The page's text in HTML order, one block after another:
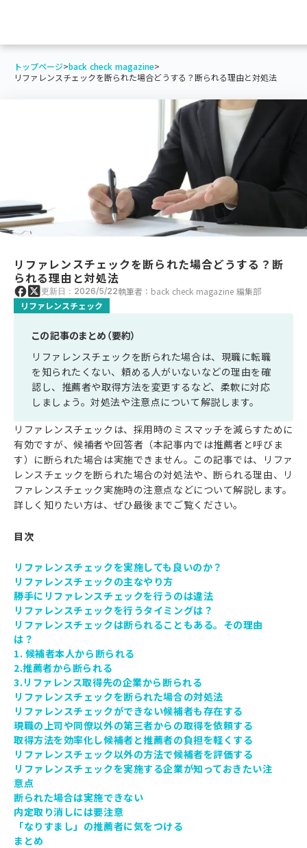
トップページ>back check magazine>
リファレンスチェックを断られた場合どうする？断られる理由と対処法
リファレンスチェックを断られた場合どうする？断
られる理由と対処法
更新日：2026/5/22執筆者：back check magazine 編集部
リファレンスチェック
この記事のまとめ（要約）
リファレンスチェックを断られた場合は、現職に転職
を知られたくない、頼める人がいないなどの理由を確
認し、推薦者や取得方法を変更するなど、柔軟に対応
しましょう。対処法や注意点について解説します。
リファレンスチェックは、採用時のミスマッチを減らすために
有効ですが、候補者や回答者（本記事内では推薦者と呼びま
す）に断られた場合は実施できません。この記事では、リファ
レンスチェックを断られた場合の対処法や、断られる理由、リ
ファレンスチェック実施時の注意点などについて解説します。
詳しく知りたい方は、ぜひ最後までご覧ください。
目次
リファレンスチェックを実施しても良いのか？
リファレンスチェックの主なやり方
勝手にリファレンスチェックを行うのは違法
リファレンスチェックを行うタイミングは？
リファレンスチェックは断られることもある。その理由
は？
1. 候補者本人から断られる
2.推薦者から断られる
3.リファレンス取得先の企業から断られる
リファレンスチェックを断られた場合の対処法
リファレンスチェックができない候補者も存在する
現職の上司や同僚以外の第三者からの取得を依頼する
取得方法を効率化し候補者と推薦者の負担を軽くする
リファレンスチェック以外の方法で候補者を評価する
リファレンスチェックを実施する企業が知っておきたい注
意点
断られた場合は実施できない
内定取り消しには要注意
「なりすまし」の推薦者に気をつける
まとめ